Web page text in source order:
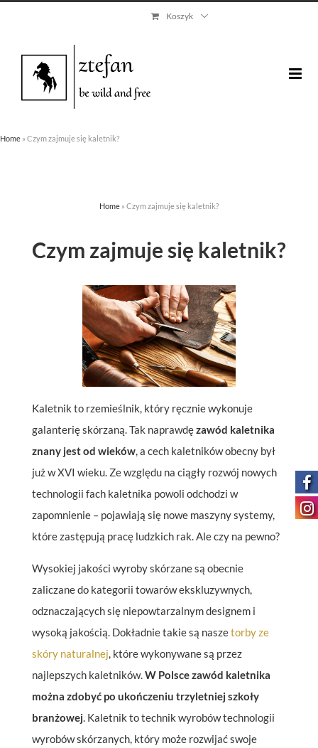
content
Koszyk
Home » Czym zajmuje się kaletnik?
Home » Czym zajmuje się kaletnik?
Czym zajmuje się kaletnik?
Kaletnik to rzemieślnik, który ręcznie wykonuje
galanterię skórzaną. Tak naprawdęzawód kaletnika
znany jest od wieków, a cech kaletników obecny był
już w XVI wieku. Ze względu na ciągły rozwój nowych
technologii fach kaletnika powoli odchodzi w
zapomnienie – pojawiają się nowe maszyny systemy,
które zastępują pracę ludzkich rak. Ale czy na pewno?
Wysokiej jakości wyroby skórzane są obecnie
zaliczane do kategorii towarów ekskluzywnych,
odznaczających się niepowtarzalnym designem i
wysoką jakością. Dokładnie takie są naszetorby ze
skóry naturalnej, które wykonywane są przez
najlepszych kaletników.W Polsce zawód kaletnika
można zdobyć po ukończeniu trzyletniej szkoły
branżowej. Kaletnik to technik wyrobów technologii
wyrobów skórzanych, który może rozwijać swoje